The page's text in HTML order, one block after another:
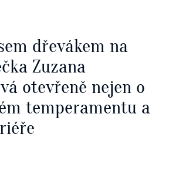
dřevákem na
Zuzana
otevřeně nejen o
temperamentu a